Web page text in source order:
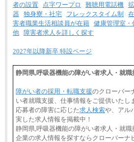
者の設置
点字ワープロ 難聴用電話機
器
独身寮・社宅 フレックスタイム制
害者職業生活相談員が在籍 健康管理室・
他
障害者求人を詳しく探す
2027年以降新卒 特設ページ
静岡県,呼吸器機能の障がい者求人・就職
障がい者の採用・転職支援のクローバー
い者就職支援、仕事情報をご提供いたし
応募者の障害に応じた求人検索や、アル
実した求人情報を掲載中！
静岡県,呼吸器機能の障がい者求人・就
企業の求人情報を探すならクローバーナ